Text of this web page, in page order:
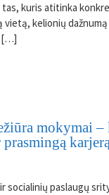
tas, kuris atitinka
vietą, kelionių
[…]
mokymai –
socialinių paslaugų